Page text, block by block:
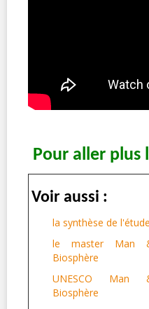
Pour aller plus
Voir aussi :
la synthèse de l'étude
le master Man
Biosphère
UNESCO Man
Biosphère